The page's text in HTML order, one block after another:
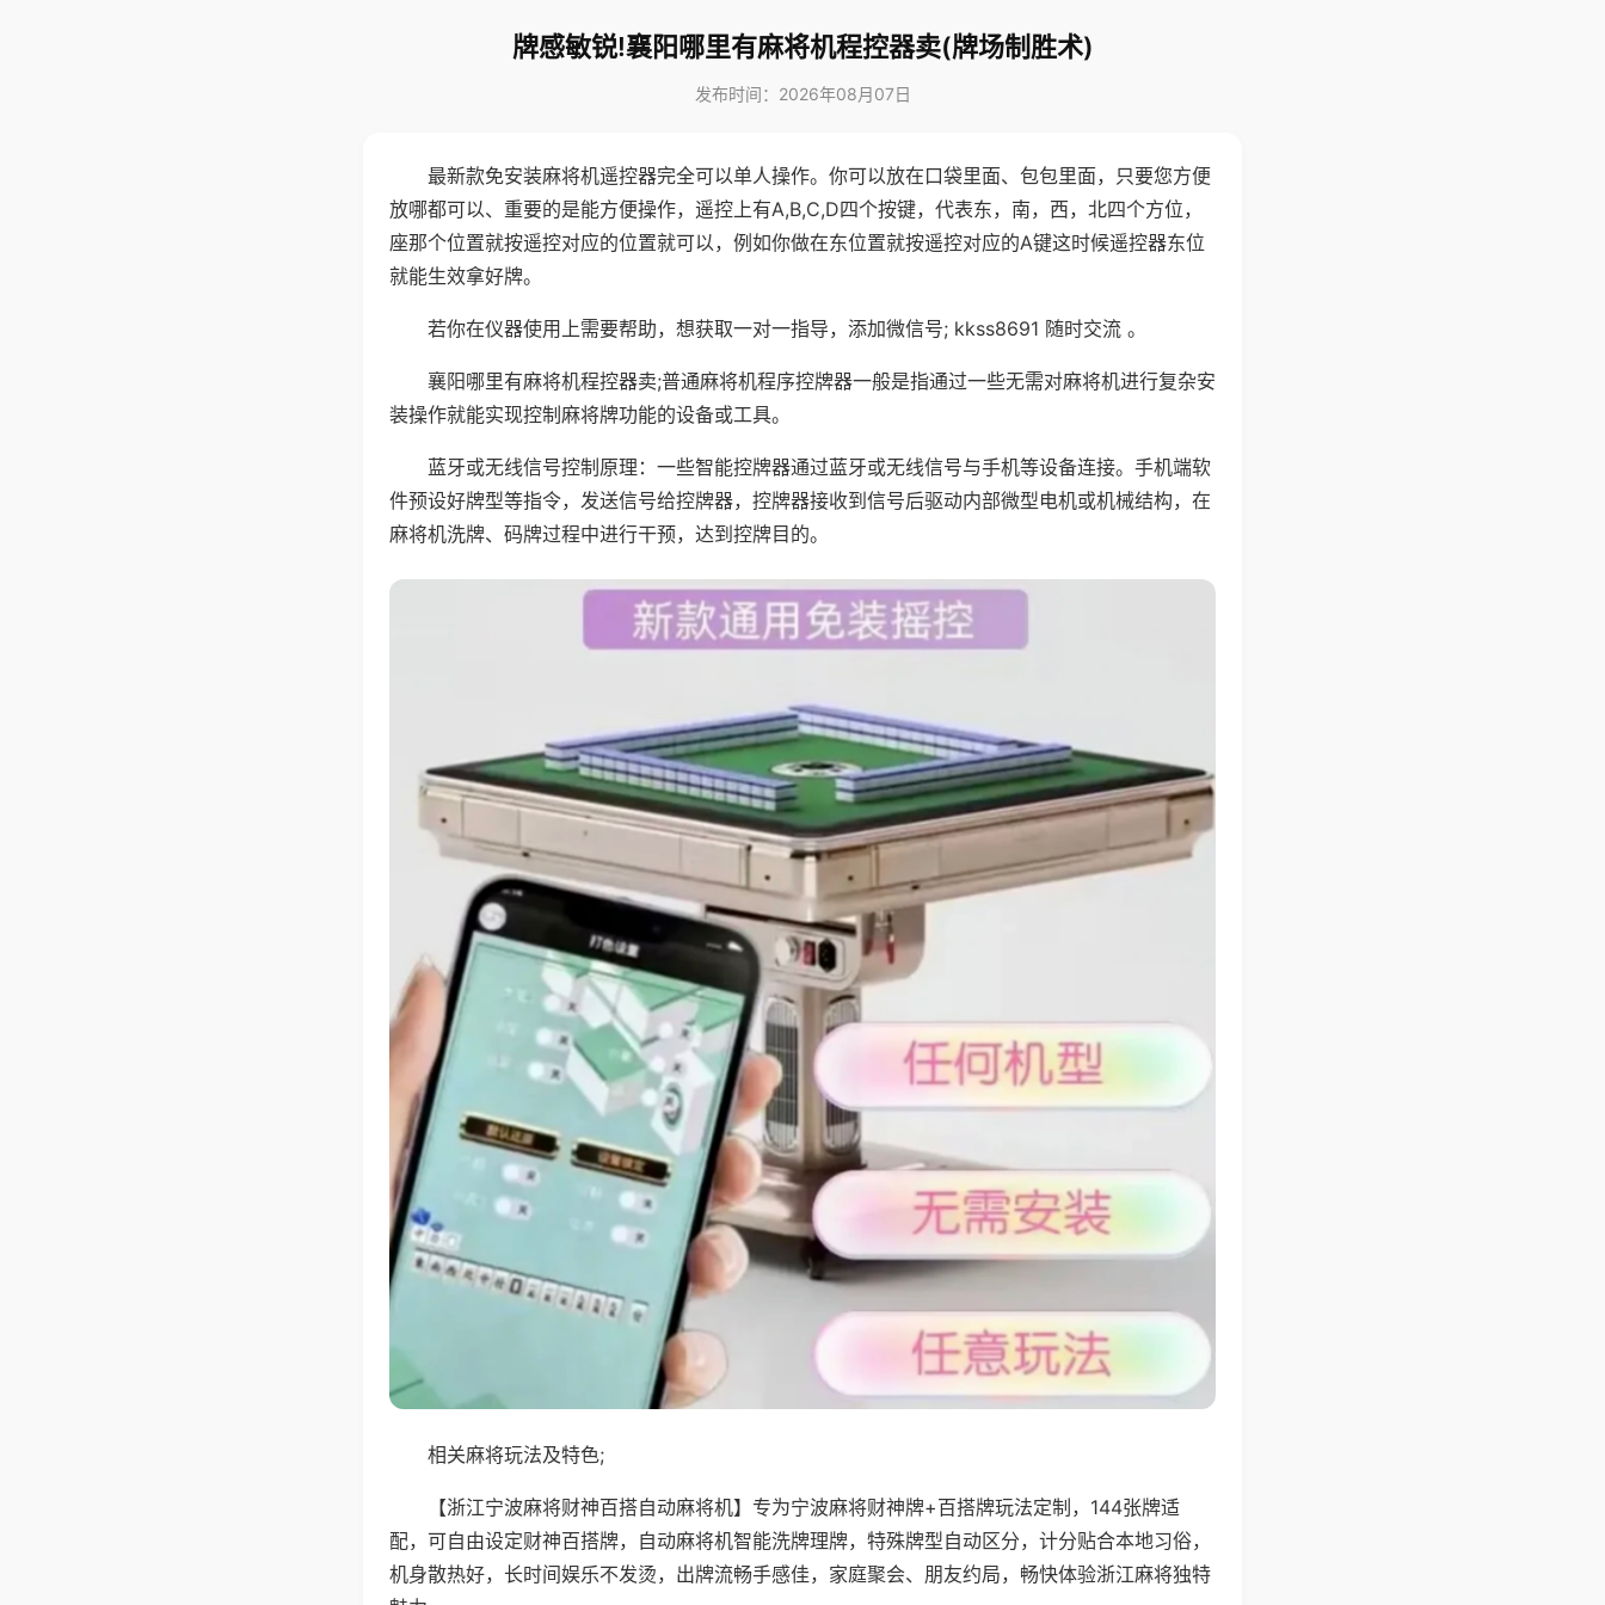
牌感敏锐!襄阳哪里有麻将机程控器卖(牌场制胜术)
发布时间：2026年08月07日
最新款免安装麻将机遥控器完全可以单人操作。你可以放在口袋里面、包包里面，只要您方便
放哪都可以、重要的是能方便操作，遥控上有A,B,C,D四个按键，代表东，南，西，北四个方位，
座那个位置就按遥控对应的位置就可以，例如你做在东位置就按遥控对应的A键这时候遥控器东位
就能生效拿好牌。
若你在仪器使用上需要帮助，想获取一对一指导，添加微信号; kkss8691 随时交流 。
襄阳哪里有麻将机程控器卖;普通麻将机程序控牌器一般是指通过一些无需对麻将机进行复杂安
装操作就能实现控制麻将牌功能的设备或工具。
蓝牙或无线信号控制原理：一些智能控牌器通过蓝牙或无线信号与手机等设备连接。手机端软
件预设好牌型等指令，发送信号给控牌器，控牌器接收到信号后驱动内部微型电机或机械结构，在
麻将机洗牌、码牌过程中进行干预，达到控牌目的。
相关麻将玩法及特色;
【浙江宁波麻将财神百搭自动麻将机】专为宁波麻将财神牌+百搭牌玩法定制，144张牌适
配，可自由设定财神百搭牌，自动麻将机智能洗牌理牌，特殊牌型自动区分，计分贴合本地习俗，
机身散热好，长时间娱乐不发烫，出牌流畅手感佳，家庭聚会、朋友约局，畅快体验浙江麻将独特